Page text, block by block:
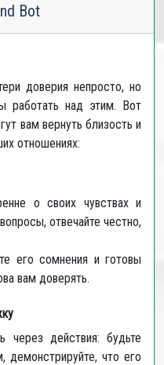
Bot
доверия непросто, но
работать над этим. Вот
вам вернуть близость и
отношениях:
о своих чувствах и
отвечайте честно,
его сомнения и готовы
вам доверять.
через действия: будьте
демонстрируйте, что его